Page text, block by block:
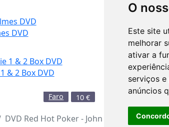
O
Este site
melhorar
ativar a
serviços
anúncios
DVD
Faro 10 €
& 2 Box DVD
Cassetes Video
DVD Blood
Sangue
DVD Red Hot Poker - John Thomson's